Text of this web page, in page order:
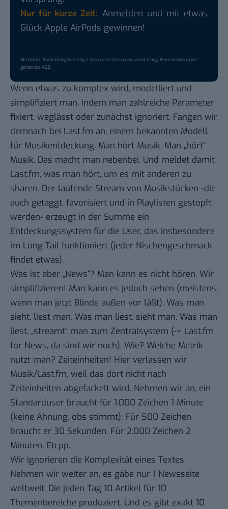
Nur für kurze Zeit: Anmelden und mit etwas
Glück Apple AirPods gewinnen!
Mit deiner Anmeldung bestätigst du unsereDatenschutzerklärung. Beim Gewinnspiel
gelten dieAGB.
Wenn etwas zu komplex wird, modelliert und
simplifiziert man, indem man zahlreiche Parameter
fixiert, weglässt oder zunächst ignoriert. Fangen wir
demnach bei Last.fm an, einem bekannten Modell
für Musikentdeckung. Man hört Musik. Man „hört“
Musik. Das macht man nebenbei. Und meldet damit
Last.fm, was man hört, um es mit anderen zu
sharen. Der laufende Stream von Musikstücken -die
auch getaggt, favorisiert und in Playlisten gestopft
werden- erzeugt in der Summe ein
Entdeckungssystem für die User, das insbesondere
im Long Tail funktioniert (jeder Nischengeschmack
findet etwas).
Was ist aber „News“? Man kann es nicht hören. Wir
simplifizieren! Man kann es jedoch sehen (meistens,
wenn man jetzt Blinde außen vor läßt). Was man
sieht, liest man. Was man liest, sieht man. Was man
liest, „streamt“ man zum Zentralsystem (-> Last.fm
for News, da sind wir noch). Wie? Welche Metrik
nutzt man? Zeiteinheiten! Hier verlassen wir
Musik/Last.fm, weil das dort nicht nach
Zeiteinheiten abgefackelt wird. Nehmen wir an, ein
Standarduser braucht für 1.000 Zeichen 1 Minute
(keine Ahnung, obs stimmt). Für 500 Zeichen
braucht er 30 Sekunden. Für 2.000 Zeichen 2
Minuten. Etcpp.
Wir ignorieren die Komplexität eines Textes.
Nehmen wir weiter an, es gäbe nur 1 Newsseite
weltweit. Die jeden Tag 10 Artikel für 10
Themenbereiche produziert. Und es gibt exakt 10